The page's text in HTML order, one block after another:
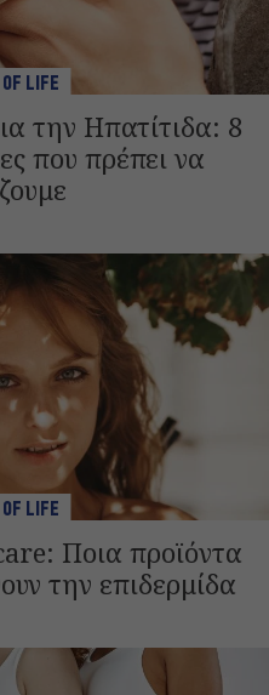
LIFE
την Ηπατίτιδα: 8
που πρέπει να
LIFE
Ποια προϊόντα
την επιδερμίδα